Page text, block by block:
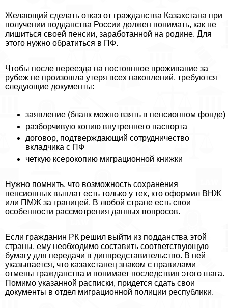
Желающий сделать отказ от гражданства Казахстана при
получении подданства России должен понимать, как не
лишиться своей пенсии, заработанной на родине. Для
этого нужно обратиться в ПФ.
Чтобы после переезда на постоянное проживание за
рубеж не произошла утеря всех накоплений, требуются
следующие документы:
заявление (бланк можно взять в пенсионном фонде)
разборчивую копию внутреннего паспорта
договор, подтверждающий сотрудничество
вкладчика с ПФ
четкую ксерокопию миграционной книжки
Нужно помнить, что возможность сохранения
пенсионных выплат есть только у тех, кто оформил ВНЖ
или ПМЖ за границей. В любой стране есть свои
особенности рассмотрения данных вопросов.
Если гражданин РК решил выйти из подданства этой
страны, ему необходимо составить соответствующую
бумагу для передачи в диппредставительство. В ней
указывается, что казахстанец знаком с правилами
отмены гражданства и понимает последствия этого шага.
Помимо указанной расписки, придется сдать свои
документы в отдел миграционной полиции республики.